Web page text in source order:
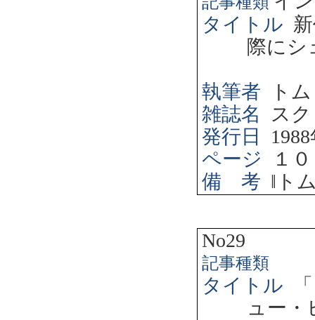
タイトル
際にシ
執筆者
ト
雑誌名
ス
発行日
1988
ページ
１
備 考 ‖ ト
No29
記事種類
タイトル
ュー・